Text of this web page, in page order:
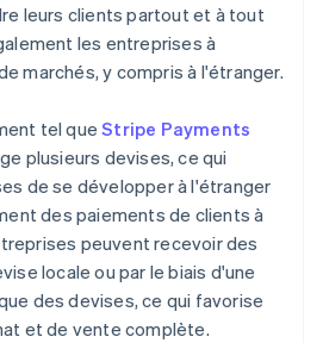
leurs clients partout et à tout
les entreprises à
marchés, y compris à l'étranger.
tel queStripe Payments
plusieurs devises, ce qui
de se développer à l'étranger
des paiements de clients à
peuvent recevoir des
locale ou par le biais d'une
des devises, ce qui favorise
et de vente complète.